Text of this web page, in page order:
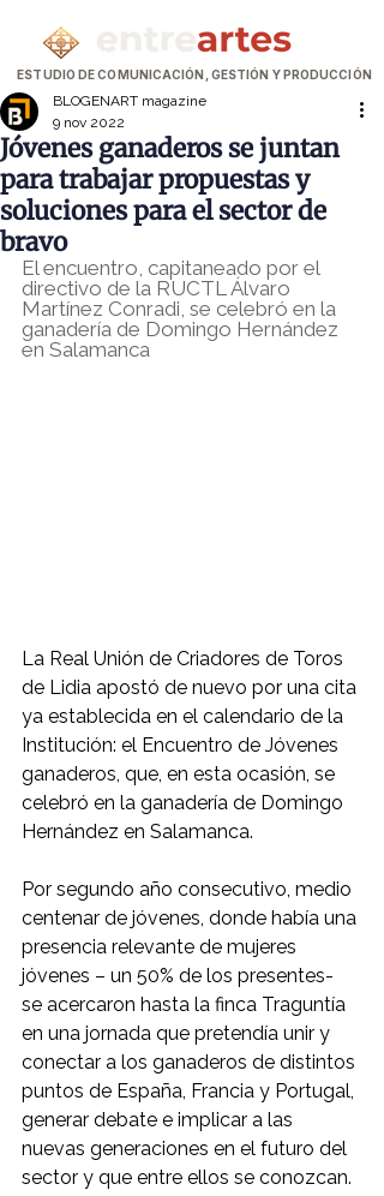
ESTUDIO DE COMUNICACIÓN, GESTIÓN Y PRODUCCIÓN
Jóvenes ganaderos se juntan
para trabajar propuestas y
soluciones para el sector de
bravo
BLOGENART magazine
9 nov 2022
El encuentro, capitaneado por el
directivo de la RUCTL Álvaro
Martínez Conradi, se celebró en la
ganadería de Domingo Hernández
en Salamanca
La Real Unión de Criadores de Toros
de Lidia apostó de nuevo por una cita
ya establecida en el calendario de la
Institución: el Encuentro de Jóvenes
ganaderos, que, en esta ocasión, se
celebró en la ganadería de Domingo
Hernández en Salamanca.
Por segundo año consecutivo, medio
centenar de jóvenes, donde había una
presencia relevante de mujeres
jóvenes – un 50% de los presentes-
se acercaron hasta la finca Traguntía
en una jornada que pretendía unir y
conectar a los ganaderos de distintos
puntos de España, Francia y Portugal,
generar debate e implicar a las
nuevas generaciones en el futuro del
sector y que entre ellos se conozcan.